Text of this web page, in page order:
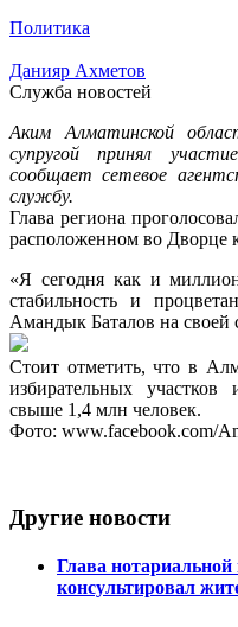
Политика
Данияр Ахметов
Служба новостей
Аким Алматинской
супругой принял
сообщает сетевое
службу.
Глава региона
расположенном во Дворце
«Я сегодня как и
стабильность и
Амандык Баталов на своей
Стоит отметить, что в
избирательных
свыше 1,4 млн человек.
Фото: www.facebook.com/
Другие новости
Глава
консультировал